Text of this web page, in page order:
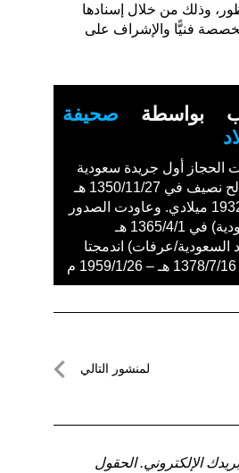
وذلك من خلال إسنادها
فنيًّا والإشراف على
بواسطة صحيفة
الحجاز أول جريدة سعودية
أسسها: محمد صالح نصيف في 1350/11/27 هـ
الموافق 3 أبريل 1932 ميلادي. وعاودت الصدور
باسم (البلاد السعودية) في 1365/4/1 هـ
(البلاد السعودية/عرفات) اندمجتا
لمنشور التالي
الإلكتروني. الحقول